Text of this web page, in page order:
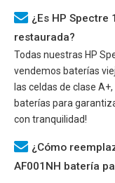
¿Es HP Spectre
restaurada?
Todas nuestras HP
vendemos baterías
las celdas de clase
baterías para
con tranquilidad!
¿Cómo
AF001NH batería